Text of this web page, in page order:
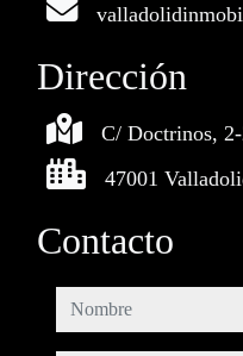
Dirección
C/ Doctrinos,
47001
Contacto
nombre